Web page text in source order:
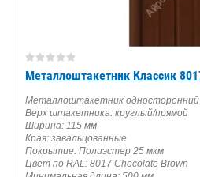
Металлоштакетник Классик
Металлоштакетник односторонний
Верх штакетника: круглый/прямой
Ширина: 115 мм
Края: завальцованные
Покрытие: Полиэстер 25 мкм
Цвет по RAL: 8017 Chocolate Brown